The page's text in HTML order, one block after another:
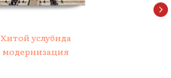
Хитой услубида
модернизация